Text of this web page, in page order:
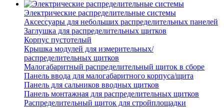
Электрические распределительные системы
Аксессуары для небольших распределительных панелей
Заглушка для распределительных щитков
Корпус пустотелый
Крышка модулей для измерительных/
распределительных щитков
Малогабаритный распределительный щиток в сборе
Панель ввода для малогабаритного корпуса/щита
Панель для сальников вводных щитков
Панель монтажная для распределительных щитков
Распределительный щиток для стройплощадки